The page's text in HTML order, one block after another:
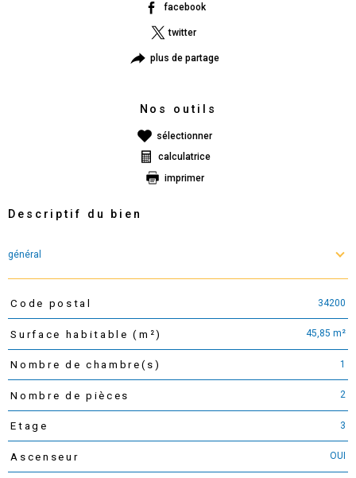
facebook
twitter
plus de partage
Nos outils
sélectionner
calculatrice
imprimer
Descriptif du bien
général
TRAD_PAMPERO_Caracteristique
Code postal 34200
Surface habitable (m²) 45,85 m²
Nombre de chambre(s) 1
Nombre de pièces 2
Etage 3
Ascenseur OUI